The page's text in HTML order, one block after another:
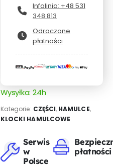
Infolinia: +48 531
348 813
Odroczone
płatności
Wysyłka: 24h
Kategorie: CZĘŚCI, HAMULCE,
KLOCKI HAMULCOWE
Serwis
w
Polsce
płatności